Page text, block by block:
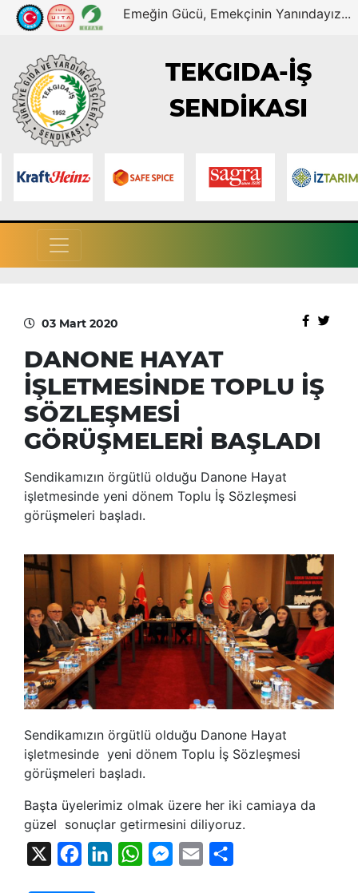
Emeğin Gücü, Emekçinin Yanındayız...
TEKGIDA-İŞ
SENDİKASI
03 Mart 2020
DANONE HAYAT
İŞLETMESİNDE TOPLU İŞ
SÖZLEŞMESİ
GÖRÜŞMELERİ BAŞLADI
Sendikamızın örgütlü olduğu Danone Hayat
işletmesinde yeni dönem Toplu İş Sözleşmesi
görüşmeleri başladı.
Sendikamızın örgütlü olduğu Danone Hayat
işletmesinde yeni dönem Toplu İş Sözleşmesi
görüşmeleri başladı.
Başta üyelerimiz olmak üzere her iki camiaya da
güzel sonuçlar getirmesini diliyoruz.
FacebookLinkedInWhatsAppMessenger
Email